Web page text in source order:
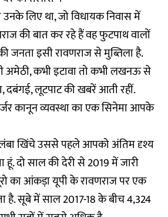
उनके लिए था, जो विधायक निवास में
की बात कर रहे हैं वह फुटपाथ वालों
जनता इसी रावणराज से मुब्तिला है.
अमेठी, कभी इटावा तो कभी लखनऊ से
दबंगई, लूटपाट की खबरें आती रहीं.
कानून व्यवस्था का एक सिनेमा आपके
लंबा खिंचे उससे पहले आपको अंतिम दृश्य
हूं. दो साल की देरी से 2019 में जारी
का आंकड़ा यूपी के रावणराज पर एक
है. सूबे में साल 2017-18 के बीच 4,324